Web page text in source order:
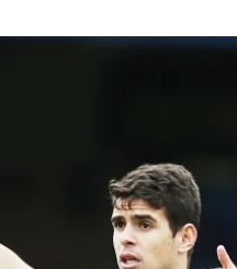
הפועל תל אביב
בני יהודה